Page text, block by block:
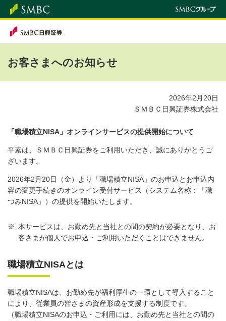
お客さまへのお知らせ
2026年2月20日
ＳＭＢＣ日興証券株式会社
「職場積立NISA」オンラインサービスの提供開始について
平素は、ＳＭＢＣ日興証券をご利用いただき、誠にありがとうご
ざいます。
2026年2月20日（金）より「職場積立NISA」のお申込とお申込内
容の変更手続きのオンライン受付サービス（システム名称：「職
つみNISA」）の提供を開始いたします。
※ 本サービスは、お勤め先と当社との間の契約が必要となり、お
客さまが個人でお申込・ご利用いただくことはできません。
職場積立NISAとは
職場積立NISAは、お勤め先が福利厚生の一環として導入すること
により、従業員の皆さまの資産形成を支援する制度です。
（職場積立NISAのお申込・ご利用には、お勤め先と当社との間の